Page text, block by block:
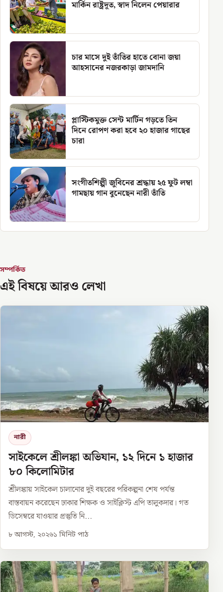
মার্কিন রাষ্ট্রদূত, স্বাদ নিলেন পেয়ারার
চার মাসে দুই তাঁতির হাতে বোনা জয়া
আহসানের নজরকাড়া জামদানি
প্লাস্টিকমুক্ত সেন্ট মার্টিন গড়তে তিন
দিনে রোপণ করা হবে ২০ হাজার গাছের
চারা
সংগীতশিল্পী জুবিনের শ্রদ্ধায় ২৫ ফুট লম্বা
গামছায় গান বুনেছেন নারী তাঁতি
সম্পর্কিত
এই বিষয়ে আরও লেখা
নারী
সাইকেলে শ্রীলঙ্কা অভিযান, ১২ দিনে ১ হাজার
৮০ কিলোমিটার
শ্রীলঙ্কায় সাইকেল চালানোর দুই বছরের পরিকল্পনা শেষ পর্যন্ত
বাস্তবায়ন করেছেন ঢাকার শিক্ষক ও সাইক্লিস্ট এপি তালুকদার। গত
ডিসেম্বরে যাওয়ার প্রস্তুতি নি...
৮ আগস্ট, ২০২৬১ মিনিট পাঠ